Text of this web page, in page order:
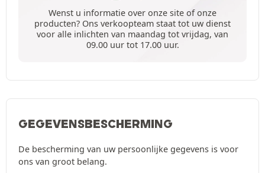
Wenst u informatie over onze site of onze
producten? Ons verkoopteam staat tot uw dienst
voor alle inlichten van maandag tot vrijdag, van
09.00 uur tot 17.00 uur.
GEGEVENSBESCHERMING
De bescherming van uw persoonlijke gegevens is voor
ons van groot belang.